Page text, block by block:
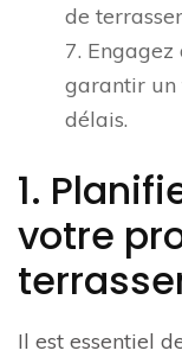
de
7.
garantir un
délais.
1.
votre
Il est essentiel